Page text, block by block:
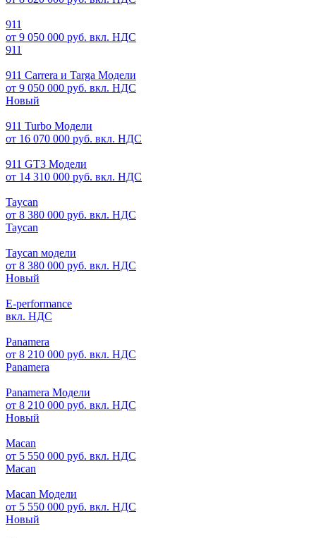
911
от 9 050 000 руб. вкл. НДС
911
911 Carrera и Targa Модели
от 9 050 000 руб. вкл. НДС
Новый
911 Turbo Модели
от 16 070 000 руб. вкл. НДС
911 GT3 Модели
от 14 310 000 руб. вкл. НДС
Taycan
от 8 380 000 руб. вкл. НДС
Taycan
Taycan модели
от 8 380 000 руб. вкл. НДС
Новый
E-performance
вкл. НДС
Panamera
от 8 210 000 руб. вкл. НДС
Panamera
Panamera Модели
от 8 210 000 руб. вкл. НДС
Новый
Macan
от 5 550 000 руб. вкл. НДС
Macan
Macan Модели
от 5 550 000 руб. вкл. НДС
Новый